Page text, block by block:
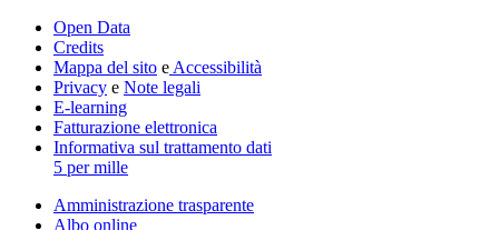
Open Data
Credits
Mappa del sito e Accessibilità
Privacy e Note legali
E-learning
Fatturazione elettronica
Informativa sul trattamento dati
5 per mille
Amministrazione trasparente
Albo online